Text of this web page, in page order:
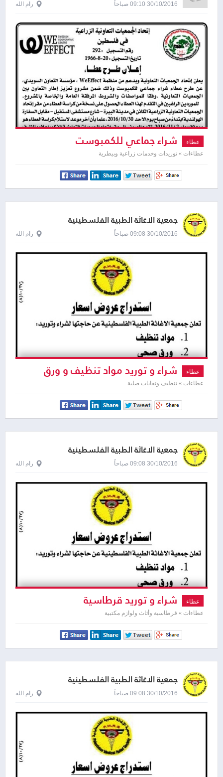
30/10/2016 09:10 صباحاً رام الله
عطاء شراء جماعي للكمبوست
عطاءات » توريدات وخدمات زراعية وبيطرية
جمعية الاغاثة الطبية الفلسطينية
30/10/2016 09:08 صباحاً رام الله
عطاء شراء و توريد مواد تنظيف و ورق
صحي
عطاءات » تنظيف ونفايات صلبة
جمعية الاغاثة الطبية الفلسطينية
30/10/2016 09:08 صباحاً رام الله
عطاء شراء و توريد قرطاسية
عطاءات » قرطاسية وأثاث ولوازم مكتبية
جمعية الاغاثة الطبية الفلسطينية
30/10/2016 09:08 صباحاً رام الله